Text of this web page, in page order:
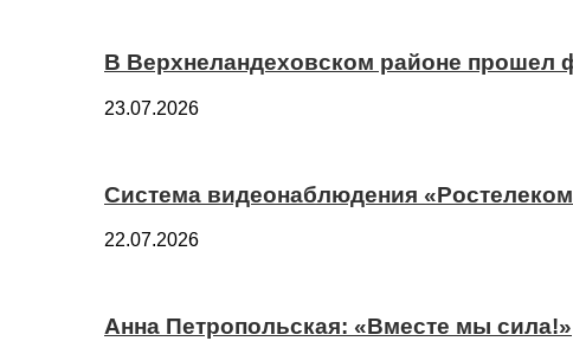
В Верхнеландеховском районе прошел
23.07.2026
Система видеонаблюдения
22.07.2026
Анна Петропольская: «Вместе мы сила!»